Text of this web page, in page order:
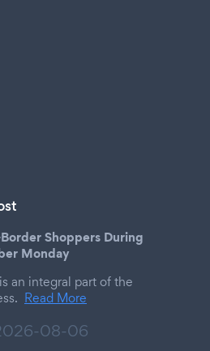
Shoppers During
Monday
an integral part of the
Read More
08-06